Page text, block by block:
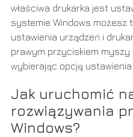
właściwa drukarka jest
systemie Windows możesz
ustawienia urządzeń i
prawym przyciskiem myszy
wybierając opcję ustawienia
Jak uruchomić
rozwiązywania
Windows?